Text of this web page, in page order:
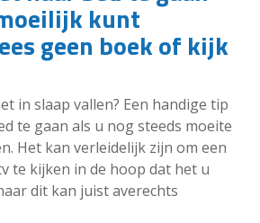
kunt
geen boek of kijk
in slaap vallen? Een handige tip
te gaan als u nog steeds moeite
Het kan verleidelijk zijn om een
te kijken in de hoop dat het u
dit kan juist averechts